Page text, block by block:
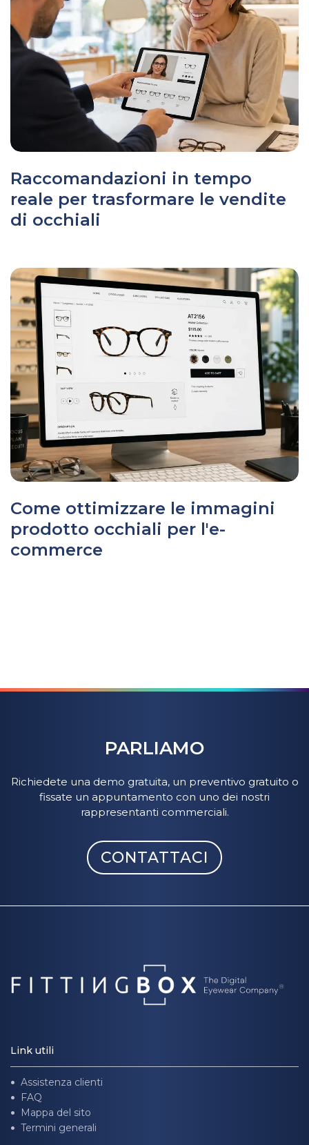
Raccomandazioni in tempo
reale per trasformare le vendite
di occhiali
Come ottimizzare le immagini
prodotto occhiali per l'e-
commerce
PARLIAMO
Richiedete una demo gratuita, un preventivo gratuito o
fissate un appuntamento con uno dei nostri
rappresentanti commerciali.
CONTATTACI
Link utili
Assistenza clienti
FAQ
Mappa del sito
Termini generali